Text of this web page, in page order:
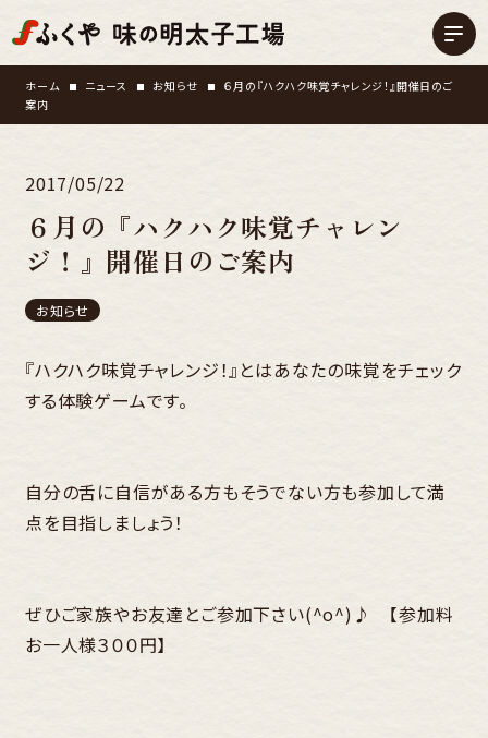
ホーム ニュース お知らせ
６月の『ハクハク味覚チャレンジ！』開催日のご
案内
2017/05/22
６月の『ハクハク味覚チャレン
ジ！』開催日のご案内
お知らせ
『ハクハク味覚チャレンジ！』とはあなたの味覚をチェック
する体験ゲームです。
自分の舌に自信がある方もそうでない方も参加して満
点を目指しましょう！
ぜひご家族やお友達とご参加下さい(^o^)♪ 【参加料
お一人様３００円】